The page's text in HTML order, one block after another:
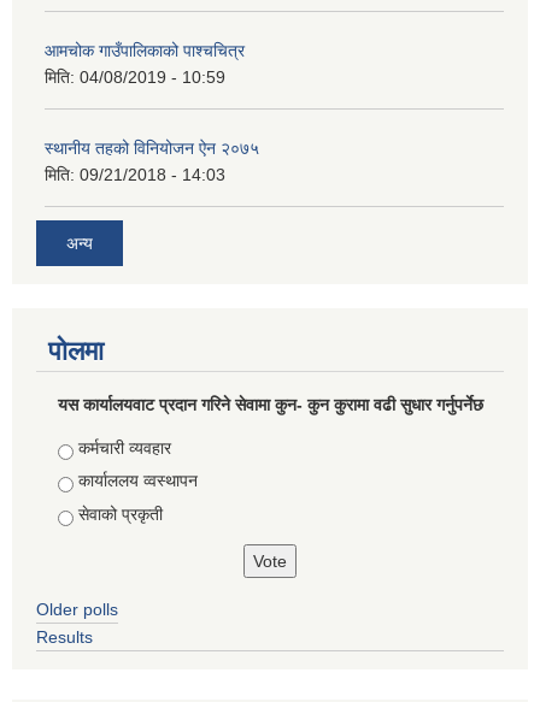
आमचोक गाउँपालिकाको पाश्चचित्र
मिति: 04/08/2019 - 10:59
स्थानीय तहको विनियोजन ऐन २०७५
मिति: 09/21/2018 - 14:03
अन्य
पोलमा
यस कार्यालयवाट प्रदान गरिने सेवामा कुन- कुन कुरामा वढी सुधार गर्नुपर्नेछ
Choices
कर्मचारी व्यवहार
कार्याललय व्वस्थापन
सेवाको प्रकृती
Older polls
Results